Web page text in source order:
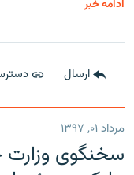
ادامه خبر
ارسال
مرداد ۰۱, ۱۳۹۷
سخنگوی وزارت